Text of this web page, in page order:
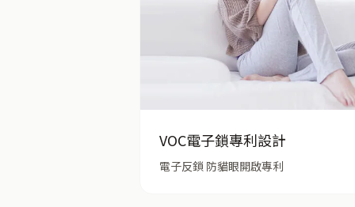
VOC電子鎖專利設計
電子反鎖 防貓眼開啟專利